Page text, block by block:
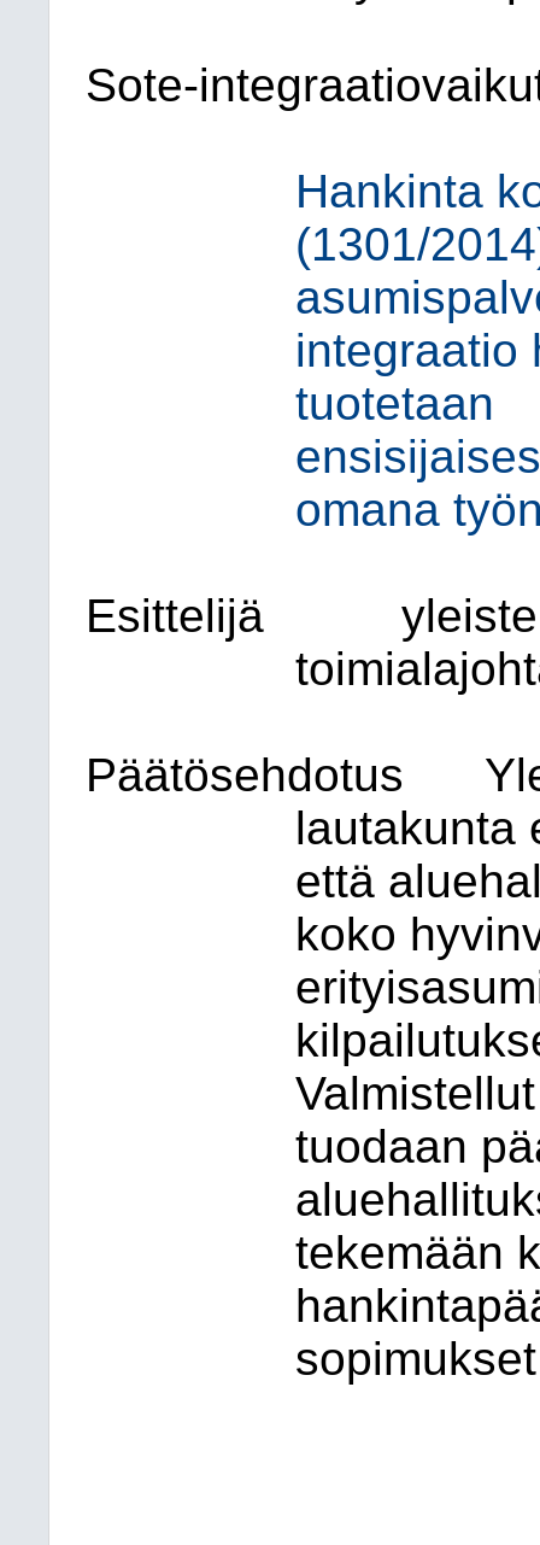
Sote-
Hankinta
(1301/
integraatio
tuotetaan
omana
Esittelijä
Päätösehdotus
lautakunta
että
koko
tuodaan
tekemään